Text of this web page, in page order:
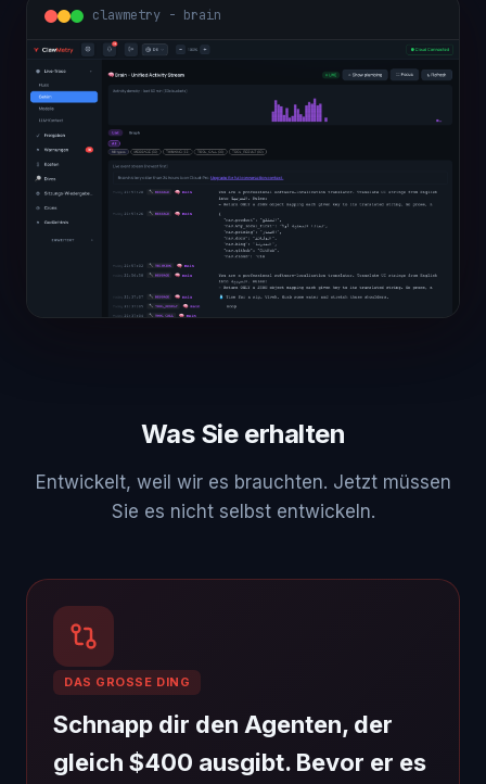
clawmetry - overview
Was Sie erhalten
Entwickelt, weil wir es brauchten. Jetzt müssen
Sie es nicht selbst entwickeln.
DAS GROSSE DING
Schnapp dir den Agenten, der
gleich $400 ausgibt. Bevor er es